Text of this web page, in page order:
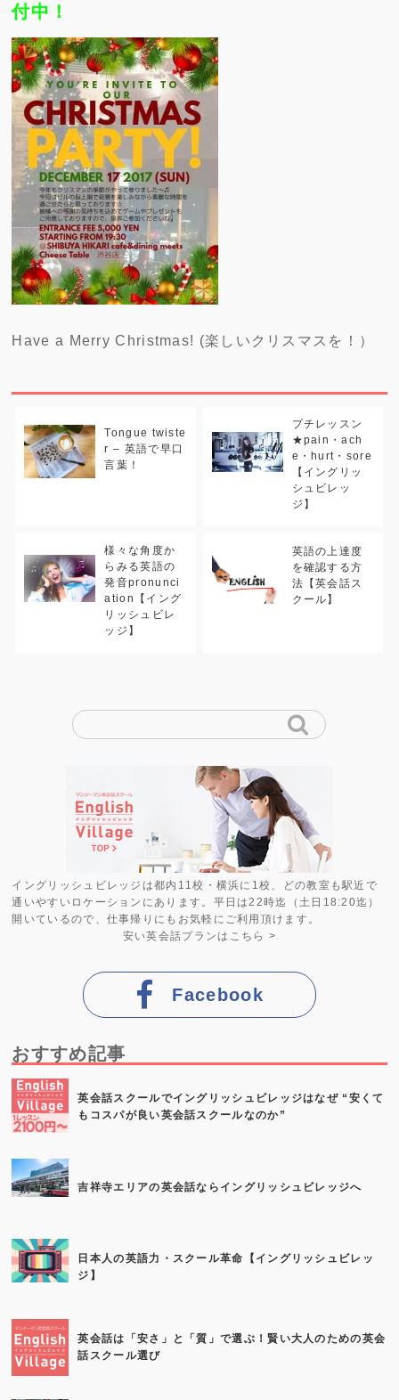
付中！
Have a Merry Christmas! (楽しいクリスマスを！）
Tongue twiste
r – 英語で早口
言葉！
プチレッスン
★pain・ach
e・hurt・sore
【イングリッ
シュビレッ
ジ】
様々な角度か
らみる英語の
発音pronunci
ation【イング
リッシュビレ
ッジ】
英語の上達度
を確認する方
法【英会話ス
クール】
イングリッシュビレッジは都内11校・横浜に1校、どの教室も駅近で
通いやすいロケーションにあります。平日は22時迄（土日18:20迄）
開いているので、仕事帰りにもお気軽にご利用頂けます。
安い英会話プラン はこちら >
Facebook
おすすめ記事
英会話スクールでイングリッシュビレッジはなぜ “安くて
もコスパが良い英会話スクールなのか”
吉祥寺エリアの英会話ならイングリッシュビレッジへ
日本人の英語力・スクール革命【イングリッシュビレッ
ジ】
英会話は「安さ」と「質」で選ぶ！賢い大人のための英会
話スクール選び